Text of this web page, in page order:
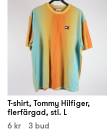
T-shirt, Tommy Hilfiger,
flerfärgad, stl. L
6 kr
3 bud